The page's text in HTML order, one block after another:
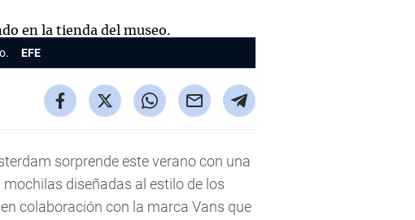
EFE
sorprende este verano con una
diseñadas al estilo de los
colaboración con la marca Vans que